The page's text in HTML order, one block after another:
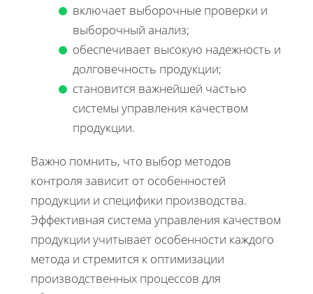
включает выборочные проверки и
выборочный анализ;
обеспечивает высокую надежность и
долговечность продукции;
становится важнейшей частью
системы управления качеством
продукции.
Важно помнить, что выбор методов
контроля зависит от особенностей
продукции и специфики производства.
Эффективная система управления качеством
продукции учитывает особенности каждого
метода и стремится к оптимизации
производственных процессов для